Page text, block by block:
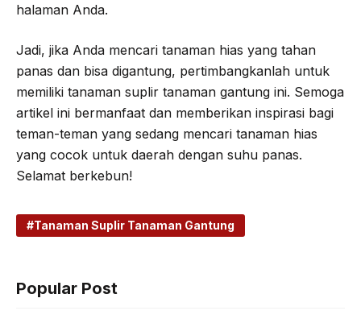
halaman Anda.
Jadi, jika Anda mencari tanaman hias yang tahan
panas dan bisa digantung, pertimbangkanlah untuk
memiliki tanaman suplir tanaman gantung ini. Semoga
artikel ini bermanfaat dan memberikan inspirasi bagi
teman-teman yang sedang mencari tanaman hias
yang cocok untuk daerah dengan suhu panas.
Selamat berkebun!
Tanaman Suplir Tanaman Gantung
Popular Post